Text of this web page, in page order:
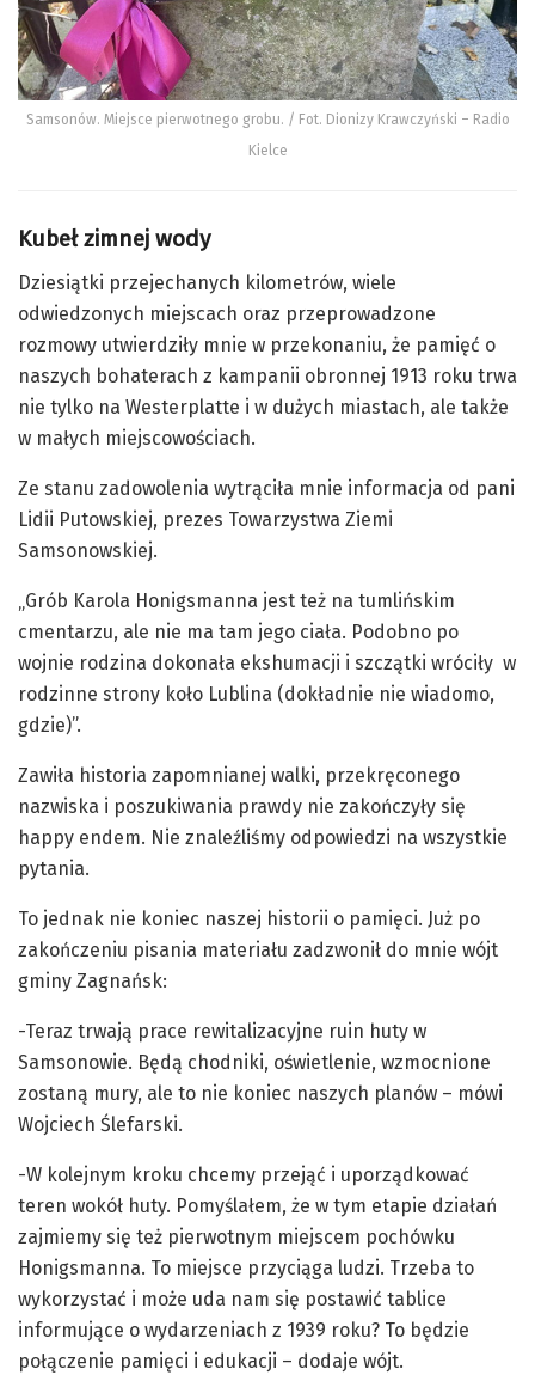
Samsonów. Miejsce pierwotnego grobu. / Fot. Dionizy Krawczyński – Radio
Kielce
Kubeł zimnej wody
Dziesiątki przejechanych kilometrów, wiele
odwiedzonych miejscach oraz przeprowadzone
rozmowy utwierdziły mnie w przekonaniu, że pamięć o
naszych bohaterach z kampanii obronnej 1913 roku trwa
nie tylko na Westerplatte i w dużych miastach, ale także
w małych miejscowościach.
Ze stanu zadowolenia wytrąciła mnie informacja od pani
Lidii Putowskiej, prezes Towarzystwa Ziemi
Samsonowskiej.
„Grób Karola Honigsmanna jest też na tumlińskim
cmentarzu, ale nie ma tam jego ciała. Podobno po
wojnie rodzina dokonała ekshumacji i szczątki wróciły w
rodzinne strony koło Lublina (dokładnie nie wiadomo,
gdzie)”.
Zawiła historia zapomnianej walki, przekręconego
nazwiska i poszukiwania prawdy nie zakończyły się
happy endem. Nie znaleźliśmy odpowiedzi na wszystkie
pytania.
To jednak nie koniec naszej historii o pamięci. Już po
zakończeniu pisania materiału zadzwonił do mnie wójt
gminy Zagnańsk:
-Teraz trwają prace rewitalizacyjne ruin huty w
Samsonowie. Będą chodniki, oświetlenie, wzmocnione
zostaną mury, ale to nie koniec naszych planów – mówi
Wojciech Ślefarski.
-W kolejnym kroku chcemy przejąć i uporządkować
teren wokół huty. Pomyślałem, że w tym etapie działań
zajmiemy się też pierwotnym miejscem pochówku
Honigsmanna. To miejsce przyciąga ludzi. Trzeba to
wykorzystać i może uda nam się postawić tablice
informujące o wydarzeniach z 1939 roku? To będzie
połączenie pamięci i edukacji – dodaje wójt.